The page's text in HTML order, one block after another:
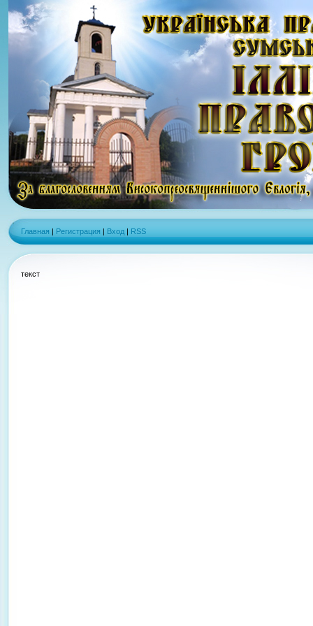
Главная | Регистрация | Вход | RSS
текст